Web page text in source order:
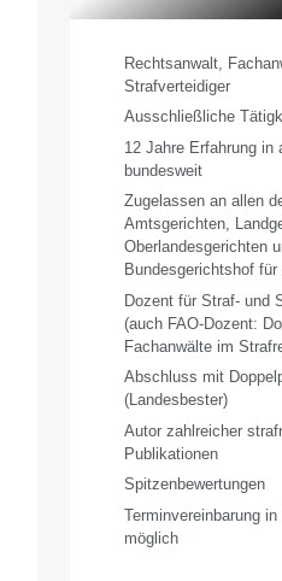
Rechtsanwalt,
Strafverteidiger
Ausschließliche
12 Jahre Erfahrung in
bundesweit
Zugelassen an allen
Amtsgerichten,
Oberlandesgerichten
Bundesgerichtshof
Dozent für Straf- und
(auch FAO-Dozent:
Fachanwälte im
Abschluss mit
(Landesbester)
Autor zahlreicher
Publikationen
Spitzenbewertungen
Terminvereinbarung
möglich